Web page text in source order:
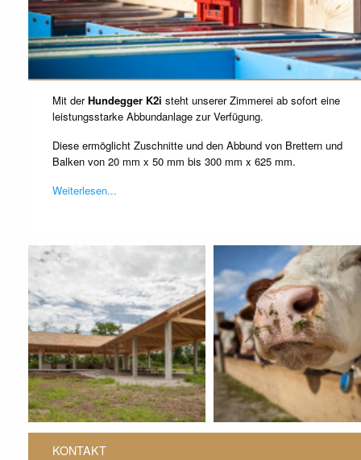
Mit derHundegger K2i steht unserer Zimmerei ab sofort eine
leistungsstarke Abbundanlage zur Verfügung.
Diese ermöglicht Zuschnitte und den Abbund von Brettern und
Balken von 20 mm x 50 mm bis 300 mm x 625 mm.
Weiterlesen...
KONTAKT